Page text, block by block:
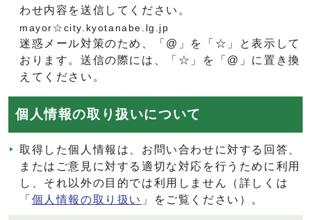
わせ内容を送信してください。
mayor☆city.kyotanabe.lg.jp
迷惑メール対策のため、「@」を「☆」と表示して
おります。送信の際には、「☆」を「@」に置き換
えてください。
個人情報の取り扱いについて
取得した個人情報は、お問い合わせに対する回答、
またはご意見に対する適切な対応を行うために利用
し、それ以外の目的では利用しません（詳しくは
「 個人情報の取り扱い 」をご覧ください）。